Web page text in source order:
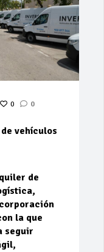
0 0
vehículos
de
la que
seguir